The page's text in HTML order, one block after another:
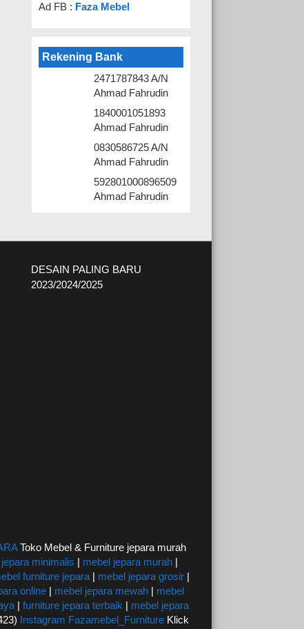
Ad FB : Faza Mebel
Rekening Bank
2471787843 A/N
Ahmad Fahrudin
1840001051893
Ahmad Fahrudin
0830586725 A/N
Ahmad Fahrudin
592801000896509
Ahmad Fahrudin
DESAIN PALING BARU
2023/2024/2025
Toko Mebel & Furniture jepara murah
minimalis | mebel jepara murah|
furniture jepara | mebel jepara grosir |
online | mebel jepara mewah | mebel
| furniture jepara terbaik | mebel jepara
Instagram Fazamebel_Furniture Klick